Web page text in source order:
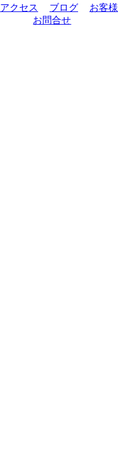
アクセス ブログ
お客
お問合せ